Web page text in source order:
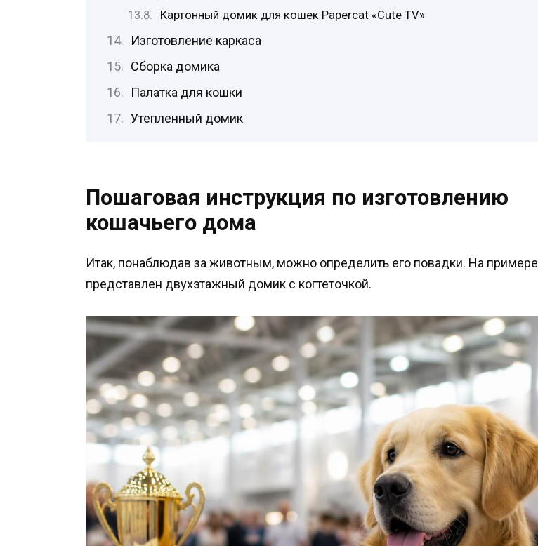
Картонный домик для кошек Papercat «Cute TV»
Изготовление каркаса
Сборка домика
Палатка для кошки
Утепленный домик
Пошаговая инструкция по изготовлению
кошачьего дома
Итак, понаблюдав за животным, можно определить его повадки. На примере
представлен двухэтажный домик с когтеточкой.